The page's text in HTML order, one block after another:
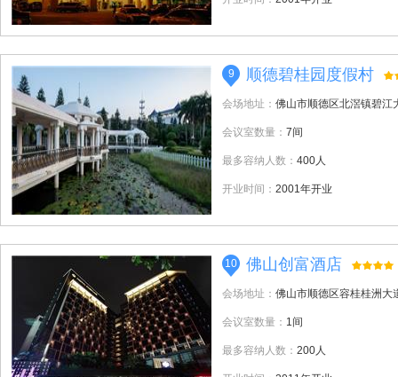
9 顺德碧桂园度假村
会场地址： 佛山市顺德区北滘镇碧江
会议室数量： 7间
最多容纳人数： 400人
开业时间： 2001年开业
10 佛山创富酒店
会场地址： 佛山市顺德区容桂桂洲大
会议室数量： 1间
最多容纳人数： 200人